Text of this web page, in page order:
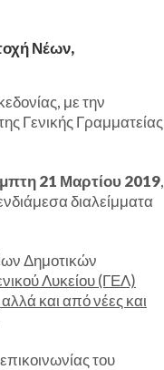
Νέων,
με την
Γενικής Γραμματείας
21 Μαρτίου 2019,
διαλείμματα
Δημοτικών
Λυκείου (ΓΕΛ)
και από νέες και
του